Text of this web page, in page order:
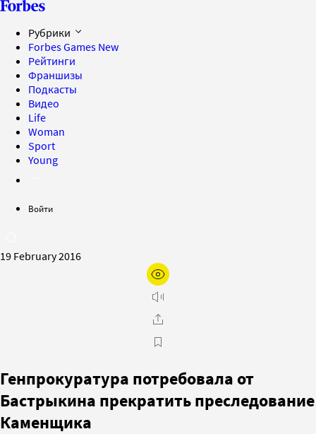
Рубрики
Forbes Games New
Рейтинги
Франшизы
Подкасты
Видео
Life
Woman
Sport
Young
Войти
19 February 2016
Генпрокуратура потребовала от
Бастрыкина прекратить преследование
Каменщика